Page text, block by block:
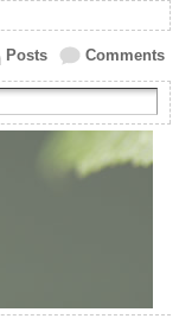
Comments
Posts